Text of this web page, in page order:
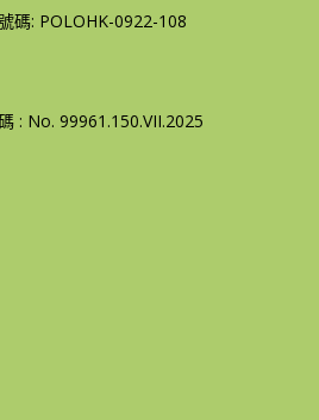
碼: POLOHK-0922-108
: No. 99961.150.VII.2025